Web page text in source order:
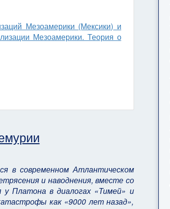
Мезоамерики (Мексики) и
Мезоамерики. Теория о
в современном Атлантическом
и наводнения, вместе со
Платона в диалогах «Тимей» и
как «9000 лет назад»,